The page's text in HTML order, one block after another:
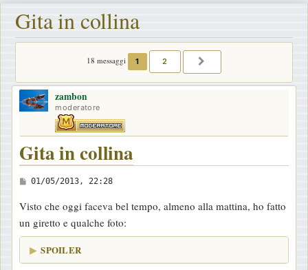
Gita in collina
18 messaggi 1 2
zambon
moderatore
Gita in collina
M
s
s
a
g
01/05/2013, 22:28
Visto che oggi faceva bel tempo, almeno alla mattina, ho fatto
un giretto e qualche foto:
SPOILER